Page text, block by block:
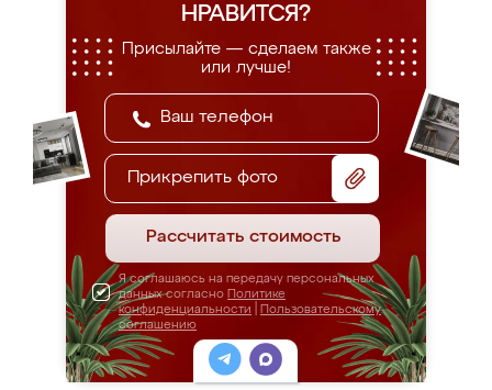
НРАВИТСЯ?
Присылайте — сделаем также
или лучше!
Прикрепить фото
Рассчитать стоимость
Я соглашаюсь на передачу персональных
данных согласно Политике
конфиденциальности
Пользовательскому
соглашению